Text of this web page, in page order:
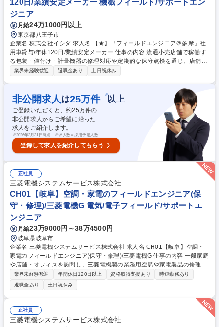
語のご経験なしでチャレンジ◎
120日/業績安定メーカー 機械フィールド/サポートエン
ジニア
月給24万1000円以上
東京都八王子市
企業名 株式会社イシダ 求人名 【★】『フィールドエンジニア＠多摩』社
用車貸与/年休120日/業績安定メーカー 仕事の内容 流通小売店舗で稼働す
る包装・値付け・計量機器の修理対応や定期的な保守点検を通じ、店舗運
営と商品の安定供給という重要な社会インフラを裏側から支える現場密着
理対応：店舗からの連絡を受け、現地で原因調査と故障箇所の特定を行
い、部品交換等を通じて迅速な復旧を図ります。 ・新規機器の納品設置：
店舗の改装や新店オープンに伴い、機器の設置や初期設定を行い、現場ス
タッフへ使用方法を丁寧に指導します。 ・定期保守と点検：トラブルを未
然に防ぐため、定期的な動作確認を実施し、円滑な店舗運営と商品の安定
供給を裏側から支援します。 募集職種 【★】『フィールドエンジニア＠
多摩』社用車貸与/年休120日/業績安定メーカー
業界未経験歓迎 退職金あり 土日祝休み
非公開求人 は25万件 ※以上
ご登録いただくと、約25万件の
非公開求人からご希望に沿った
求人をご紹介します。
※2026年3月31日時点 ※求人数＝採用予定人数
登録して求人を紹介してもらう
正社員
三菱電機システムサービス株式会社
CH01【岐阜】空調・家電のフィールドエンジニア(保
守・修理)/三菱電機G 電気/電子フィールド/サポートエ
ンジニア
月給23万9000円～38万4500円
岐阜県岐阜市
企業名 三菱電機システムサービス株式会社 求人名 CH01【岐阜】空調・
家電のフィールドエンジニア(保守・修理)/三菱電機G 仕事の内容 一般家庭
や店舗・オフィスを訪問し、三菱電機製の業務用空調や家電製品の修理・
保守点検・コンサルティングをお任せします。お客様の生活環境をより快
適にするための機器入れ替え等の提案も行う重要な役割です。 【詳細】現
場での修理(機器内に限定し建屋側の工事は含まず)、フロン等の法定点
検、クリーニング等。現場の品質情報を開発部門へフィードバックし製品
開発にも貢献します。 【働き方】担当は1日5～6件、片道1～1.5時間圏
内。現場では社用タブレットで技術情報を確認でき、技術支援部署のサポ
業界未経験歓迎 年間休日120日以上 資格取得支援あり
時短勤務あり
退職金あり
土日祝休み
正社員
三菱電機システムサービス株式会社